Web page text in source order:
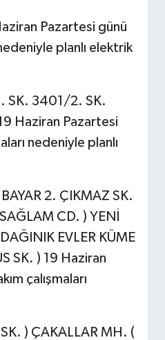
Pazartesi günü
planlı elektrik
SK. 3401/2. SK.
Haziran Pazartesi
nedeniyle planlı
2. ÇIKMAZ SK.
CD. ) YENİ
EVLER KÜME
SK. ) 19 Haziran
çalışmaları
) ÇAKALLAR MH. (